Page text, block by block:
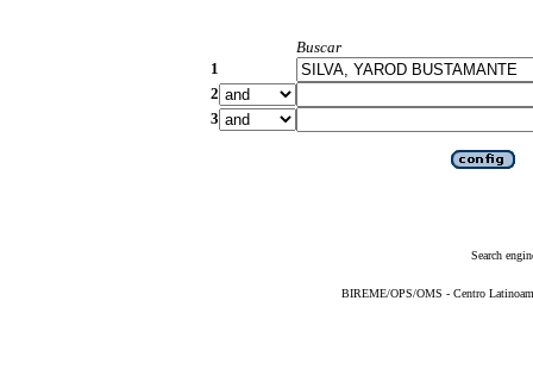
Buscar
1
2
3
Search
BIREME/OPS/OMS - Centro